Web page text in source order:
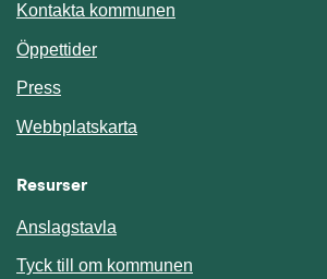
Kontakta kommunen
Öppettider
Press
Webbplatskarta
Resurser
Anslagstavla
Tyck till om kommunen